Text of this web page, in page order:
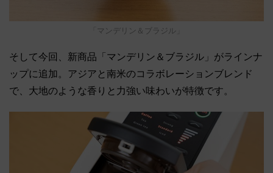
「マンデリン＆ブラジル」
そして今回、新商品「マンデリン＆ブラジル」がラインナ
ップに追加。アジアと南米のコラボレーションブレンド
で、大地のような香りと力強い味わいが特徴です。